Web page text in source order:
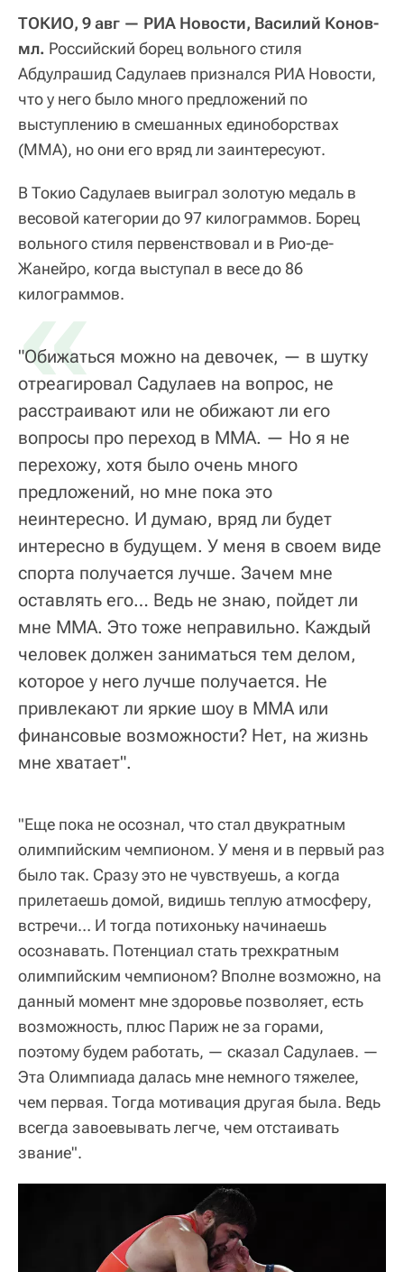
ТОКИО, 9 авг — РИА Новости, Василий Конов-
мл. Российский борец вольного стиля
Абдулрашид Садулаев признался РИА Новости,
что у него было много предложений по
выступлению в смешанных единоборствах
(ММА), но они его вряд ли заинтересуют.
В Токио Садулаев выиграл золотую медаль в
весовой категории до 97 килограммов. Борец
вольного стиля первенствовал и в Рио-де-
Жанейро, когда выступал в весе до 86
килограммов.
«
"Обижаться можно на девочек, — в шутку
отреагировал Садулаев на вопрос, не
расстраивают или не обижают ли его
вопросы про переход в ММА. — Но я не
перехожу, хотя было очень много
предложений, но мне пока это
неинтересно. И думаю, вряд ли будет
интересно в будущем. У меня в своем виде
спорта получается лучше. Зачем мне
оставлять его… Ведь не знаю, пойдет ли
мне ММА. Это тоже неправильно. Каждый
человек должен заниматься тем делом,
которое у него лучше получается. Не
привлекают ли яркие шоу в ММА или
финансовые возможности? Нет, на жизнь
мне хватает".
"Еще пока не осознал, что стал двукратным
олимпийским чемпионом. У меня и в первый раз
было так. Сразу это не чувствуешь, а когда
прилетаешь домой, видишь теплую атмосферу,
встречи… И тогда потихоньку начинаешь
осознавать. Потенциал стать трехкратным
олимпийским чемпионом? Вполне возможно, на
данный момент мне здоровье позволяет, есть
возможность, плюс Париж не за горами,
поэтому будем работать, — сказал Садулаев. —
Эта Олимпиада далась мне немного тяжелее,
чем первая. Тогда мотивация другая была. Ведь
всегда завоевывать легче, чем отстаивать
звание".